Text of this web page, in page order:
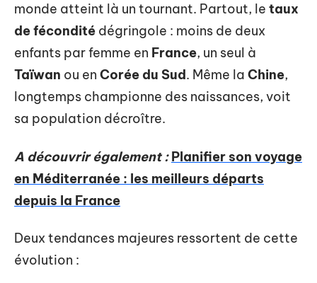
monde atteint là un tournant. Partout, le taux
de fécondité dégringole : moins de deux
enfants par femme en France, un seul à
Taïwan ou en Corée du Sud. Même la Chine,
longtemps championne des naissances, voit
sa population décroître.
A découvrir également : Planifier son voyage
en Méditerranée : les meilleurs départs
depuis la France
Deux tendances majeures ressortent de cette
évolution :